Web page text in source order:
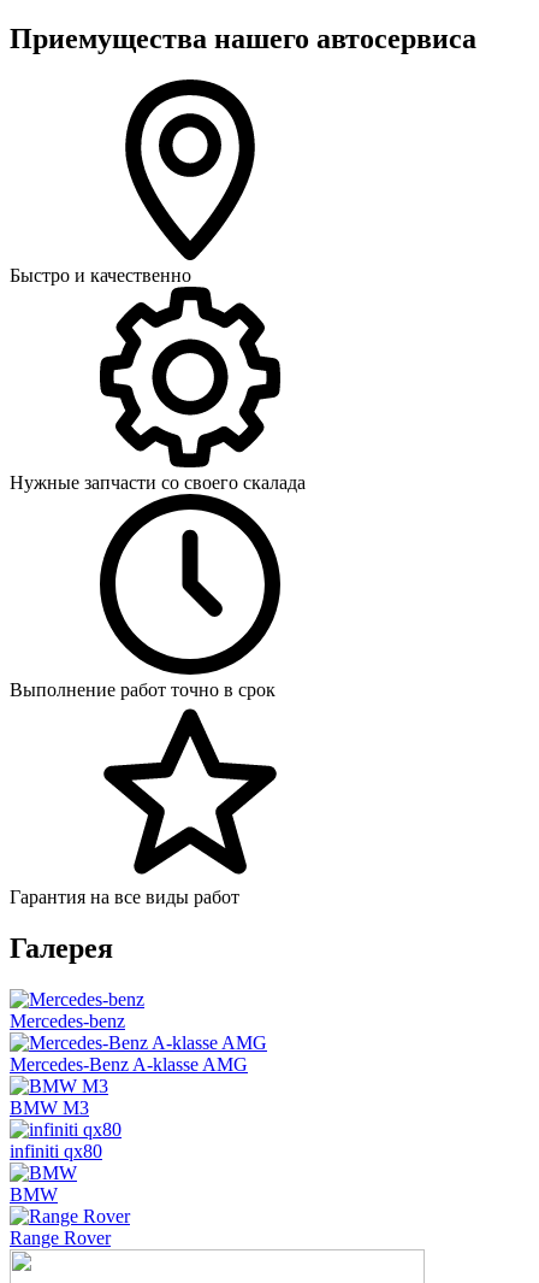
Приемущества нашего автосервиса
Быстро и качественно
Нужные запчасти со своего скалада
Выполнение работ точно в срок
Гарантия на все виды работ
Галерея
Mercedes-benz
Mercedes-Benz A-klasse AMG
BMW M3
infiniti qx80
BMW
Range Rover